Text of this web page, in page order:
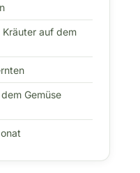
auf dem
Gemüse